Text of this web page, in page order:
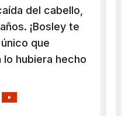
del cabello,
¡Bosley te
que
lo hubiera hecho